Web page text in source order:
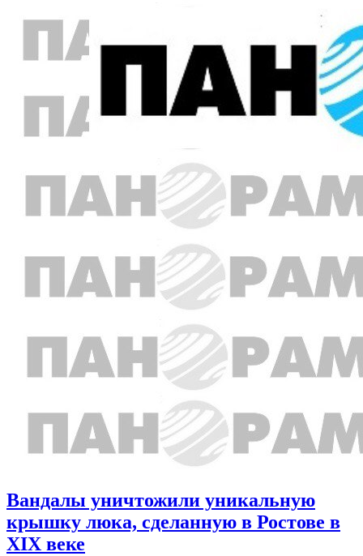
Вандалы уничтожили уникальную
крышку люка, сделанную в Ростове в
XIX веке